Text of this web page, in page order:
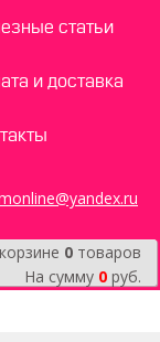
статьи
и доставка
0 товаров
На сумму 0 руб.